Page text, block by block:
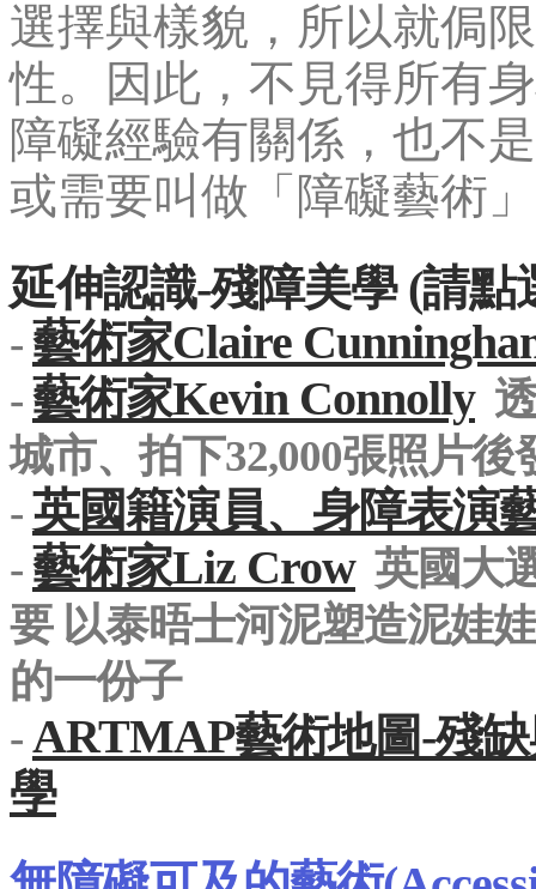
選擇與樣貌，所以就侷
性。因此，不見得所有
障礙經驗有關係，也不
或需要叫做「障礙藝術
延伸認識-殘障美學 (請點
-藝術家Claire
-藝術家Kevin Connolly透
城市、拍下32,000張照片後
-英國籍演員、身障表演
-藝術家Liz Crow英國大
要 以泰晤士河泥塑造泥娃
的一份子
-ARTMAP藝術地圖-殘
學